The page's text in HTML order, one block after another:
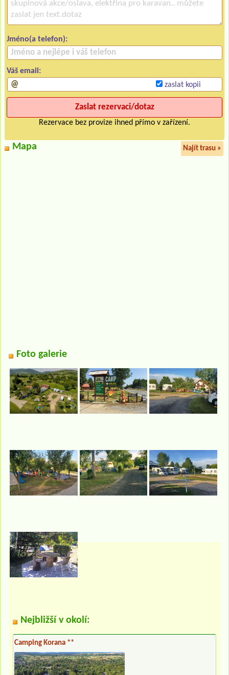
Jméno(a telefon):
Váš email:
zaslat kopii
Rezervace bez provize ihned přímo v zařízení.
Mapa Najít trasu »
Foto galerie
Nejbližší v okolí:
Camping Korana **